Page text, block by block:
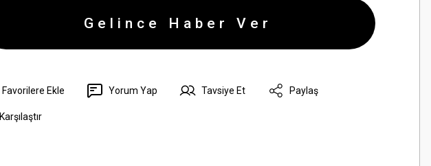
Gelince Haber Ver
Yorum Yap Tavsiye Et Paylaş
Karşılaştır